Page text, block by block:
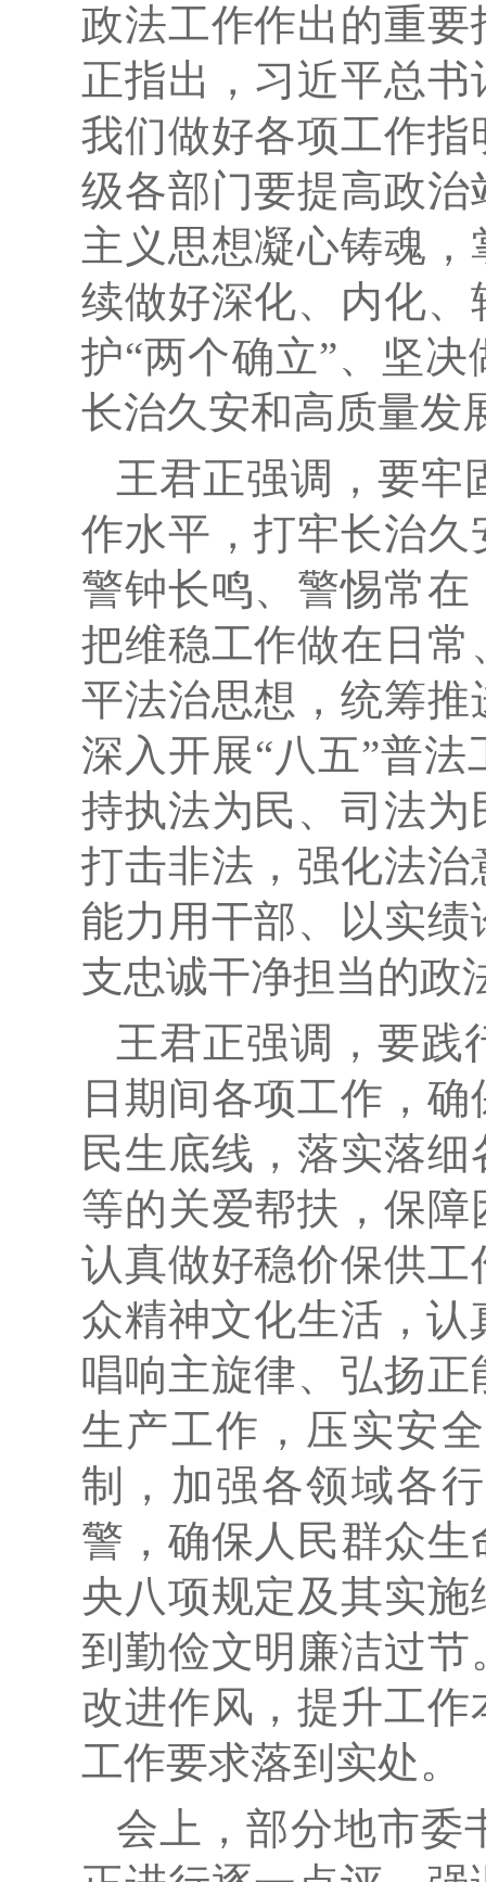
政法工作作出的重
正指出，习近平总
我们做好各项工作
级各部门要提高政
主义思想凝心铸魂
续做好深化、内化
护“两个确立”、坚
长治久安和高质量发
王君正强调，要牢
作水平，打牢长治
警钟长鸣、警惕常
把维稳工作做在日
平法治思想，统筹
深入开展“八五”普
持执法为民、司法
打击非法，强化法
能力用干部、以实
支忠诚干净担当的政
王君正强调，要践
日期间各项工作，
民生底线，落实落
等的关爱帮扶，保
认真做好稳价保供
众精神文化生活，认
唱响主旋律、弘扬
生产工作，压实安
制，加强各领域各
警，确保人民群众生
央八项规定及其实
到勤俭文明廉洁过
改进作风，提升工
工作要求落到实处。
会上，部分地市委